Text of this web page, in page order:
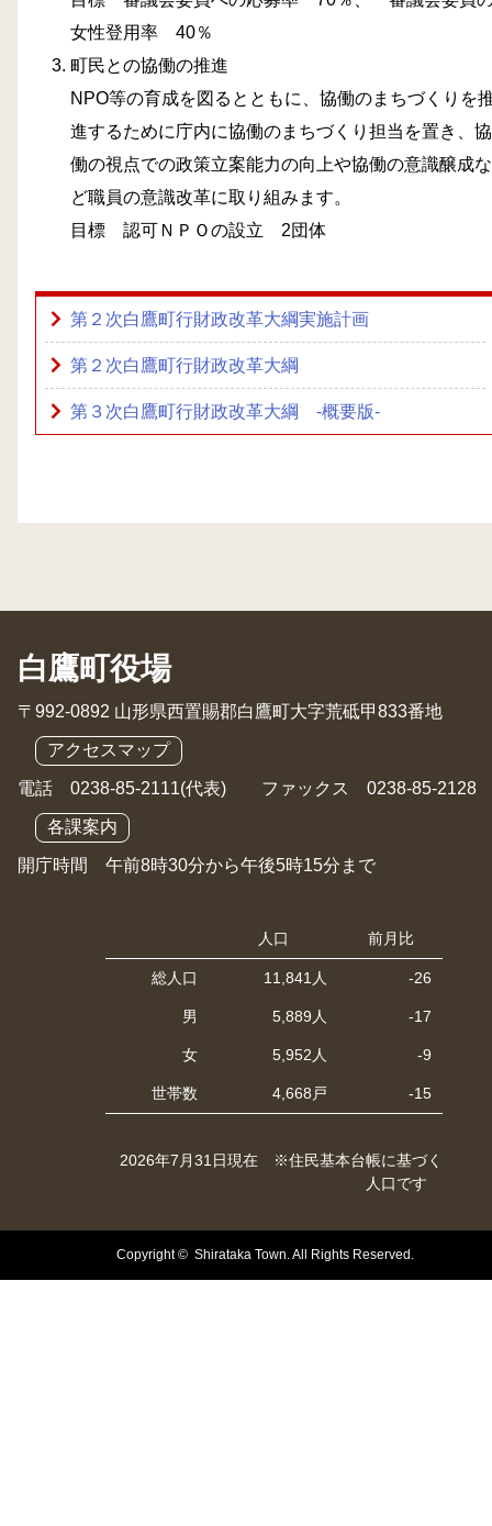
女性登用率 40％
町民との協働の推進
NPO等の育成を図るとともに、協働のまちづくりを
進するために庁内に協働のまちづくり担当を置き、協
働の視点での政策立案能力の向上や協働の意識醸成な
ど職員の意識改革に取り組みます。
目標 認可ＮＰＯの設立 2団体
第２次白鷹町行財政改革大綱実施計画
第２次白鷹町行財政改革大綱
第３次白鷹町行財政改革大綱 ‐概要版‐
白鷹町役場
〒992-0892 山形県西置賜郡白鷹町大字荒砥甲833番地
アクセスマップ
電話 0238-85-2111(代表) ファックス 0238-85-2128
各課案内
開庁時間 午前8時30分から午後5時15分まで
人口 前月比
総人口 11,841人 -26
男 5,889人 -17
女 5,952人 -9
世帯数 4,668戸 -15
2026年7月31日現在 ※住民基本台帳に基づく
人口です
Copyright © Shirataka Town. All Rights Reserved.